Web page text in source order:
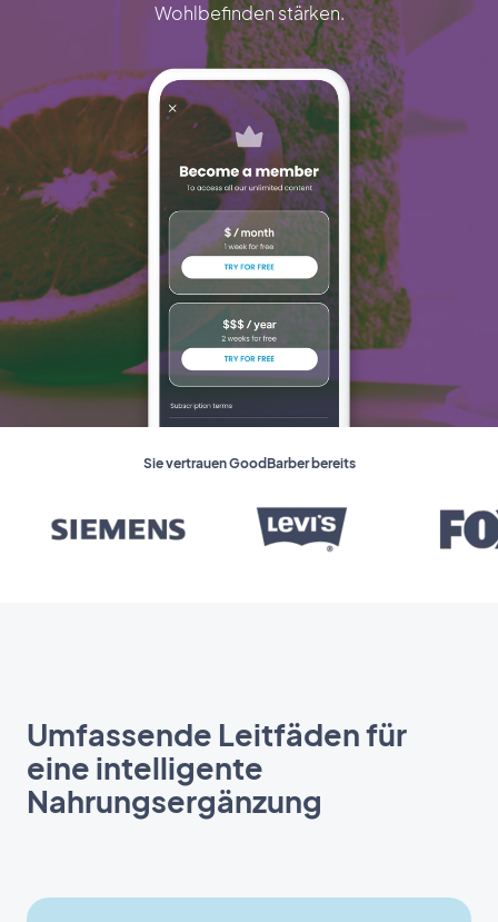
Wohlbefinden stärken.
Sie vertrauen GoodBarber bereits
Umfassende Leitfäden für
eine intelligente
Nahrungsergänzung